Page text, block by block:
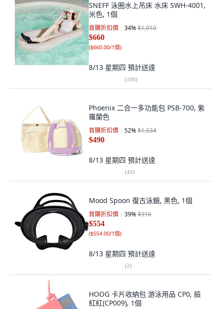
SNEFF 泳圈水上吊床 水床 SWH-4001,
米色, 1個
首購折扣價 34%$1,010
$660
($660.00/1個)
8/13 星期四 預計送達
(100)
Phoenix 二合一多功能包 PSB-700, 紫
羅蘭色
首購折扣價 52%$1,034
$490
8/13 星期四 預計送達
(43)
Mood Spoon 復古泳鏡, 黑色, 1個
首購折扣價 39%$916
$554
($554.00/1個)
8/13 星期四 預計送達
(2)
HOOG 卡片收納包 游泳用品 CP0, 臉
紅紅(CP009), 1個